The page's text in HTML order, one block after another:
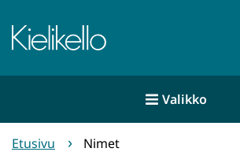
sisältöön
Etusivu
Valikko
Etusivu Nimet